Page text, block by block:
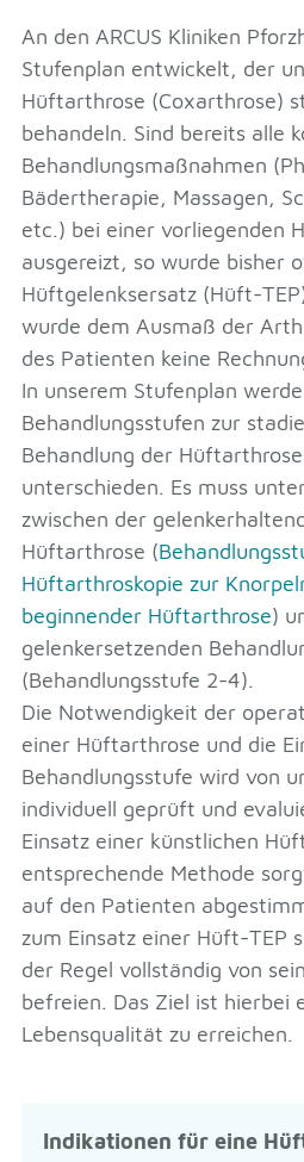
An den ARCUS Kliniken
Stufenplan entwickelt, der
Hüftarthrose (Coxarthrose)
behandeln. Sind bereits alle
Behandlungsmaßnahmen
Bädertherapie, Massagen,
etc.) bei einer vorliegenden
ausgereizt, so wurde bisher
Hüftgelenksersatz (Hüft-
wurde dem Ausmaß der
des Patienten keine
In unserem Stufenplan
Behandlungsstufen zur
Behandlung der
unterschieden. Es muss
zwischen der
Hüftarthrose (
Hüftarthroskopie zur
beginnender Hüftarthrose)
gelenkersetzenden
(Behandlungsstufe 2-4).
Die Notwendigkeit der
einer Hüftarthrose und die
Behandlungsstufe wird von
individuell geprüft und
Einsatz einer künstlichen
entsprechende Methode
auf den Patienten
zum Einsatz einer Hüft-TEP
der Regel vollständig von
befreien. Das Ziel ist hierbei
Lebensqualität zu erreichen.
Indikationen für eine